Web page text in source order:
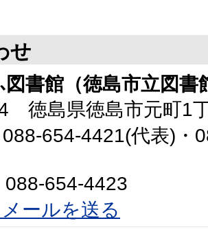
せ
書館（徳島市立図書
徳島県徳島市元町1
654-4421(代表)・
654-4423
ールを送る